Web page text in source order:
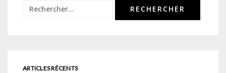
Rechercher :
ARTICLES RÉCENTS